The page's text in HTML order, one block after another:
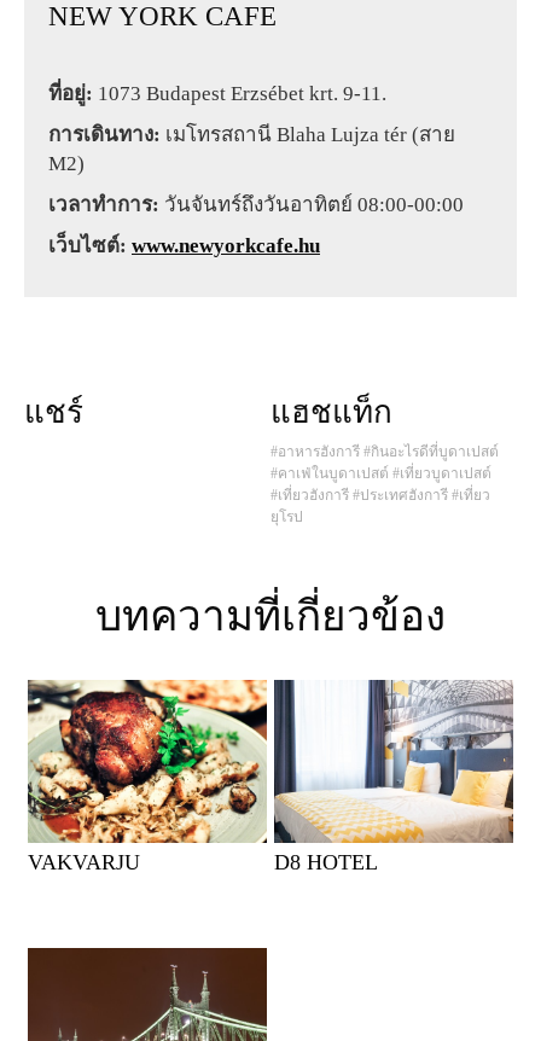
NEW YORK CAFE
ที่อยู่: 1073 Budapest Erzsébet krt. 9-11.
การเดินทาง: เมโทรสถานี Blaha Lujza tér (สาย
M2)
เวลาทำการ: วันจันทร์ถึงวันอาทิตย์ 08:00-00:00
เว็บไซต์: www.newyorkcafe.hu
แชร์ แฮชแท็ก
#อาหารฮังการี #กินอะไรดีที่บูดาเปสต์
#คาเฟ่ในบูดาเปสต์ #เที่ยวบูดาเปสต์
#เที่ยวฮังการี #ประเทศฮังการี #เที่ยว
ยุโรป
บทความที่เกี่ยวข้อง
VAKVARJU D8 HOTEL